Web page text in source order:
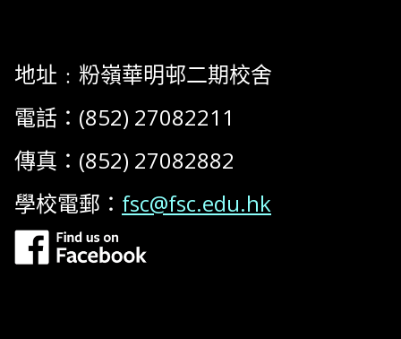
地址﹕粉嶺華明邨二期校舍
電話：(852) 27082211
傳真：(852) 27082882
學校電郵： fsc@fsc.edu.hk